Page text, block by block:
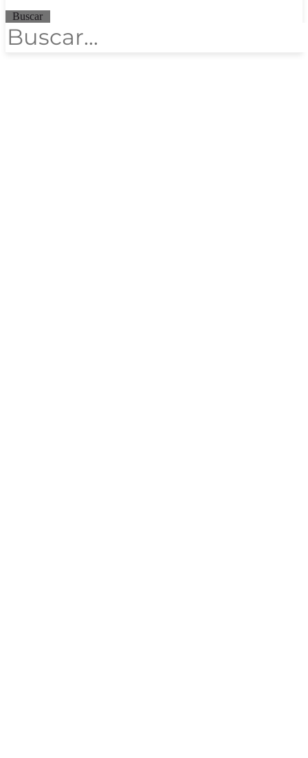
Buscar